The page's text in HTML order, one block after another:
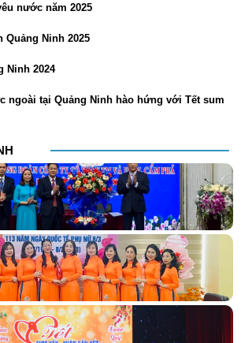
nước năm 2025
Quảng Ninh 2025
Ninh 2024
ngoài tại Quảng Ninh hào hứng với Tết sum